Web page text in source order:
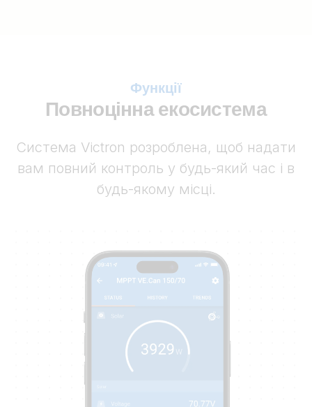
Функції
Повноцінна екосистема
Система Victron розроблена, щоб надати
вам повний контроль у будь-який час і в
будь-якому місці.